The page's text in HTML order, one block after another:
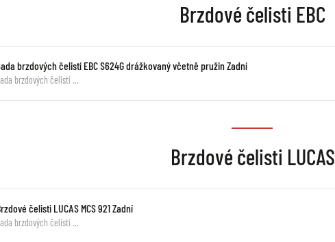
Brzdové čelisti EBC
brzdových čelistí EBC S624G drážkovaný včetně pružin Zadní
brzdových čelistí …
Brzdové čelisti LUCAS
čelisti LUCAS MCS 921 Zadní
brzdových čelistí …